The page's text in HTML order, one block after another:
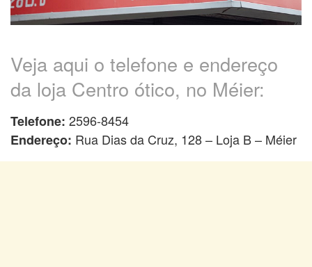
Veja aqui o telefone e endereço
da loja Centro ótico, no Méier:
Telefone: 2596-8454
Endereço: Rua Dias da Cruz, 128 – Loja B – Méier